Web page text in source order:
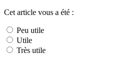
Cet article vous a été :
Peu utile
Utile
Très utile